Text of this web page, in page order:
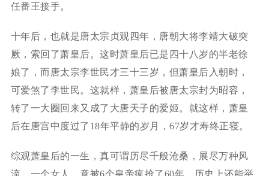
任番王接手。
十年后，也就是唐太宗贞观四年，唐朝大将李靖大破突
厥，索回了萧皇后。这时萧皇后已是四十八岁的半老徐
娘了，而唐太宗李世民才三十三岁，但萧皇后入朝时，
可爱煞了李世民。这就样，萧皇后被唐太宗封为昭容，
转了一大圈回来又成了大唐天子的爱姬。就这样，萧皇
后在唐宫中度过了18年平静的岁月，67岁才寿终正寝。
综观萧皇后的一生，真可谓历尽千般沧桑，展尽万种风
流。一个女人，竟被6个皇帝疯抢了60年，历史上还能举